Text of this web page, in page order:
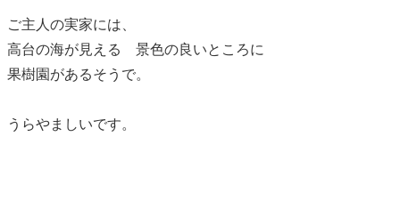
ご主人の実家には、
高台の海が見える 景色の良いところに
果樹園があるそうで。
うらやましいです。